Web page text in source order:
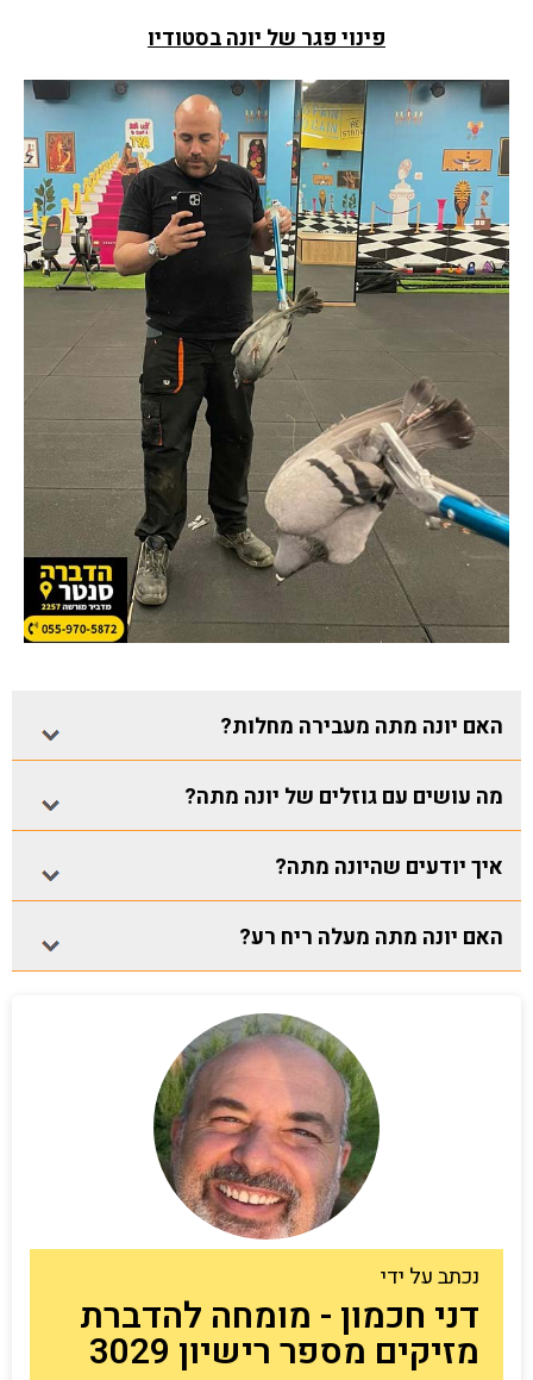
פינוי פגר של יונה בסטודיו
האם יונה מתה מעבירה מחלות?
מה עושים עם גוזלים של יונה מתה?
איך יודעים שהיונה מתה?
האם יונה מתה מעלה ריח רע?
נכתב על ידי
דני חכמון - מומחה להדברת
מזיקים מספר רישיון 3029